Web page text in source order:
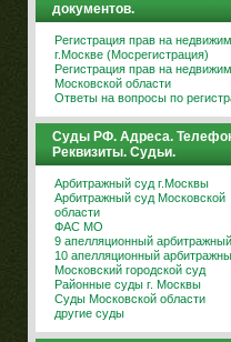
документов.
Регистрация прав на
г.Москве (Мосрегистрация)
Регистрация прав на
Московской области
Ответы на вопросы по
Суды РФ. Адреса.
Реквизиты. Судьи.
Арбитражный суд г.Москвы
Арбитражный суд Московской
области
ФАС МО
9 апелляционный
10 апелляционный
Московский городской суд
Районные суды г. Москвы
Суды Московской области
другие суды